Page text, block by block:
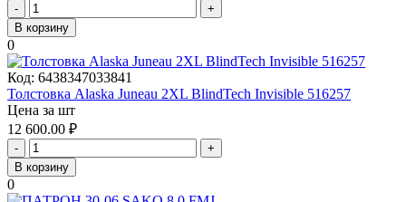
-
+
В корзину
0
Код: 6438347033841
Толстовка Alaska Juneau 2XL BlindTech Invisible 516257
Цена за шт
12 600.00 ₽
-
+
В корзину
0